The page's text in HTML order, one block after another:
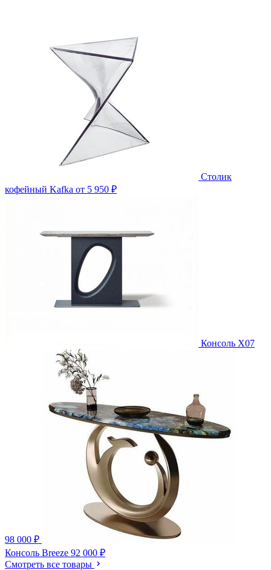
Столик
кофейный Kafka от 5 950 ₽
Консоль X07
98 000 ₽
Консоль Breeze 92 000 ₽
Смотреть все товары